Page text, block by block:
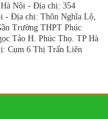
Hà Nội - Địa chị: 354
- Địa chị: Thôn Nghĩa Lộ,
Trường THPT Phúc
Tảo H. Phúc Thọ. TP Hà
Cụm 6 Thị Trấn Liên